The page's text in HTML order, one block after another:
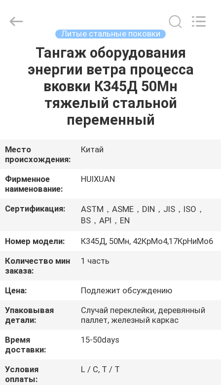
ПРОДУКТЫ
О
НАС
ПУТЕШЕСТВИЕ
ФАБРИКИ
ПРОВЕРКА
КАЧЕСТВА
КАРТА
САЙТА
PRIVACY
POLICY
ENERGY
EQUIPMENT
Литые стальные поковки
Тангаж оборудования
энергии ветра процесса
вковки К345Д 50Мн
тяжелый стальной
переменный
Место
происхождения:
Китай
Фирменное
наименование:
HUIXUAN
Сертификация:
ASTM，ASME，DIN，JIS，ISO，
BS，API，EN
Номер модели:
К345Д, 50Мн, 42КрМо4,17КрНиМо6
Количество мин
заказа:
1 часть
Цена:
Подлежит обсуждению
Упаковывая
детали:
Случай переклейки, деревянный
паллет, железный каркас
Время
доставки:
15-50days
Условия
оплаты:
L / C, T / T